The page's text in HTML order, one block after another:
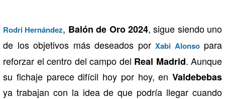
Rodri Hernández, Balón de Oro 2024, sigue siendo uno
de los objetivos más deseados por Xabi Alonsopara
reforzar el centro del campo del Real Madrid. Aunque
su fichaje parece difícil hoy por hoy, en Valdebebas
ya trabajan con la idea de que podría llegar cuando